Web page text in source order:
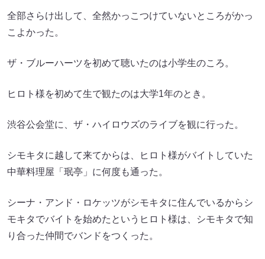
全部さらけ出して、全然かっこつけていないところがかっ
こよかった。
ザ・ブルーハーツを初めて聴いたのは小学生のころ。
ヒロト様を初めて生で観たのは大学1年のとき。
渋谷公会堂に、ザ・ハイロウズのライブを観に行った。
シモキタに越して来てからは、ヒロト様がバイトしていた
中華料理屋「珉亭」に何度も通った。
シーナ・アンド・ロケッツがシモキタに住んでいるからシ
モキタでバイトを始めたというヒロト様は、シモキタで知
り合った仲間でバンドをつくった。